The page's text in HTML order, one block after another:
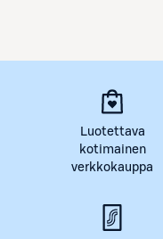
Luotettava
kotimainen
verkkokauppa